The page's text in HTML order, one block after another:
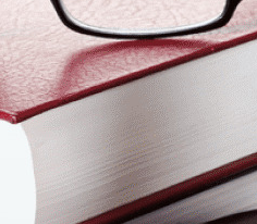
та сплати податків,
податкових документів;
та формуванні бази
первинні та інші